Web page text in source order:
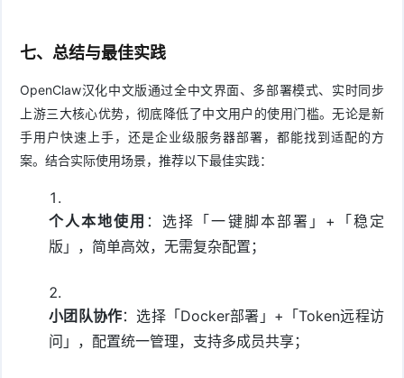
七、总结与最佳实践
OpenClaw汉化中文版通过全中文界面、多部署模式、实时同步
上游三大核心优势，彻底降低了中文用户的使用门槛。无论是新
手用户快速上手，还是企业级服务器部署，都能找到适配的方
案。结合实际使用场景，推荐以下最佳实践：
个人本地使用 ：选择「一键脚本部署」+「稳定
版」，简单高效，无需复杂配置；
小团队协作：选择「Docker部署」+「Token远程访
问」，配置统一管理，支持多成员共享；